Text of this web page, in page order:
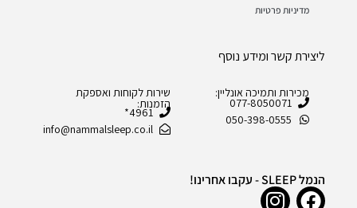
מדיניות פרטיות
ליצירת קשר ומידע נוסף
מכירות ותמיכה אונליין:
077-8050071
050-398-0555
שירות לקוחות ואספקת
הזמנות:
4961*
info@nammalsleep.co.il
הנמל SLEEP - עקבו אחרינו!